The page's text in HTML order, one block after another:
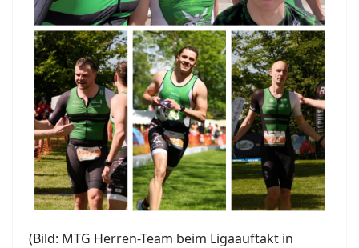
(Bild: MTG Herren-Team beim Ligaauftakt in